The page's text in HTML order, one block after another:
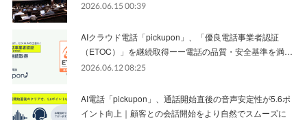
2026.06.15 00:39
AIクラウド電話「pickupon」、「優良電話事業者認証
（ETOC）」を継続取得ーー電話の品質・安全基準を満…
2026.06.12 08:25
AI電話「pickupon」、通話開始直後の音声安定性が5.6ポ
イント向上｜顧客との会話開始をより自然でスムーズに